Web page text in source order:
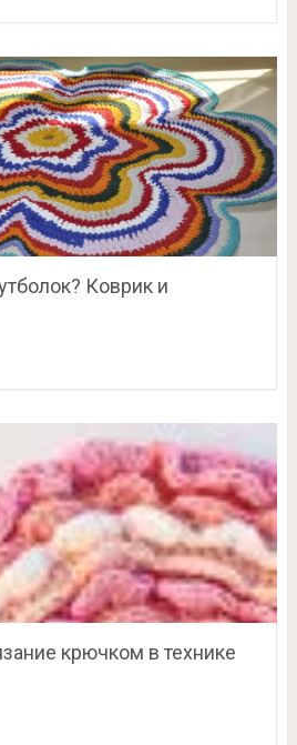
Коврик и
крючком в технике